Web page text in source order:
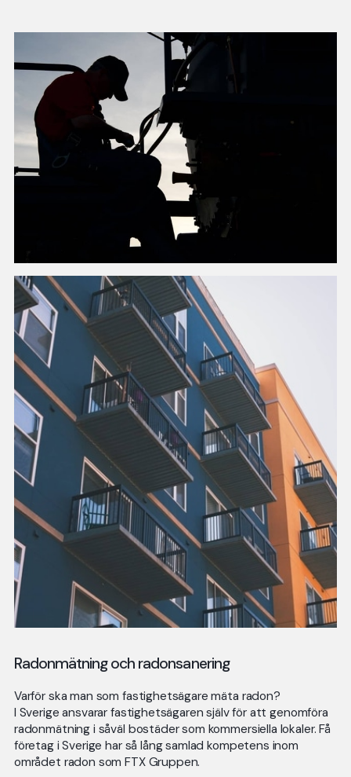
Radonmätning och radonsanering
Varför ska man som fastighetsägare mäta radon?
I Sverige ansvarar fastighetsägaren själv för att genomföra
radonmätning i såväl bostäder som kommersiella lokaler. Få
företag i Sverige har så lång samlad kompetens inom
området radon som FTX Gruppen.